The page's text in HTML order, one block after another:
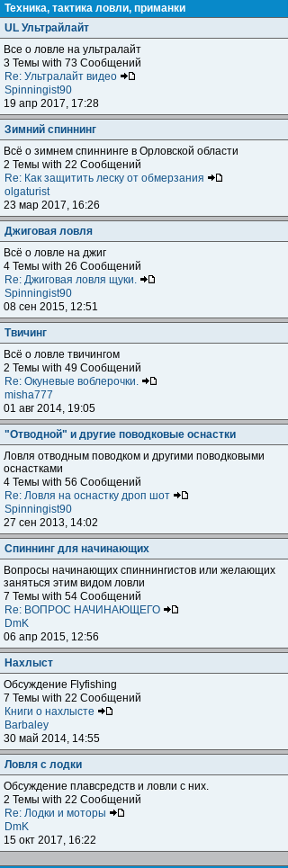
Техника, тактика ловли, приманки
UL Ультрайлайт
Все о ловле на ультралайт
3 Темы with 73 Сообщений
Re: Ультралайт видео
Spinningist90
19 апр 2017, 17:28
Зимний спиннинг
Всё о зимнем спиннинге в Орловской области
2 Темы with 22 Сообщений
Re: Как защитить леску от обмерзания
olgaturist
23 мар 2017, 16:26
Джиговая ловля
Всё о ловле на джиг
4 Темы with 26 Сообщений
Re: Джиговая ловля щуки.
Spinningist90
08 сен 2015, 12:51
Твичинг
Всё о ловле твичингом
2 Темы with 49 Сообщений
Re: Окуневые воблерочки.
misha777
01 авг 2014, 19:05
"Отводной" и другие поводковые оснастки
Ловля отводным поводком и другими поводковыми
оснастками
4 Темы with 56 Сообщений
Re: Ловля на оснастку дроп шот
Spinningist90
27 сен 2013, 14:02
Спиннинг для начинающих
Вопросы начинающих спиннингистов или желающих
заняться этим видом ловли
7 Темы with 54 Сообщений
Re: ВОПРОС НАЧИНАЮЩЕГО
DmK
06 апр 2015, 12:56
Нахлыст
Обсуждение Flyfishing
7 Темы with 22 Сообщений
Книги о нахлысте
Barbaley
30 май 2014, 14:55
Ловля с лодки
Обсуждение плавсредств и ловли с них.
2 Темы with 22 Сообщений
Re: Лодки и моторы
DmK
15 окт 2017, 16:22